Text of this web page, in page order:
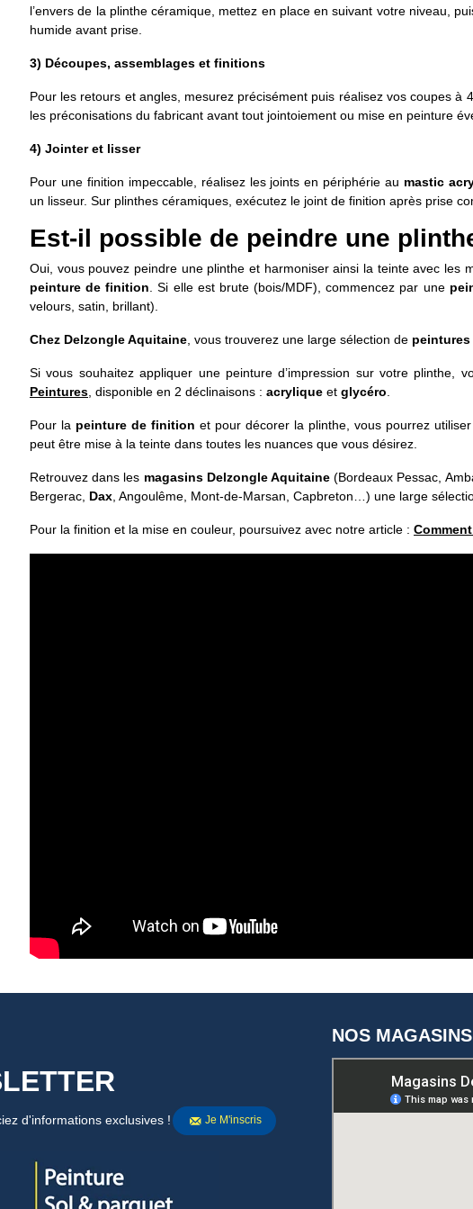
l’envers de la plinthe céramique, mettez en place en suivant votre niveau,
humide avant prise.
3) Découpes, assemblages et finitions
Pour les retours et angles, mesurez précisément puis réalisez vos coupes à
les préconisations du fabricant avant tout jointoiement ou mise en peinture
4) Jointer et lisser
Pour une finition impeccable, réalisez les joints en périphérie au mastic
un lisseur. Sur plinthes céramiques, exécutez le joint de finition après prise
Est-il possible de peindre une
Oui, vous pouvez peindre une plinthe et harmoniser ainsi la teinte avec les
peinture de finition . Si elle est brute (bois/MDF), commencez par une
velours, satin, brillant).
Chez Delzongle Aquitaine , vous trouverez une large sélection de
Si vous souhaitez appliquer une peinture d’impression sur votre plinthe,
Peintures , disponible en 2 déclinaisons : acrylique et glycéro
Pour la peinture de finition et pour décorer la plinthe, vous pourrez
peut être mise à la teinte dans toutes les nuances que vous désirez.
Retrouvez dans les magasins Delzongle Aquitaine(Bordeaux Pessac,
Bergerac, Dax , Angoulême, Mont-de-Marsan, Capbreton…) une large
Pour la finition et la mise en couleur, poursuivez avec notre article :
d'informations exclusives ! Je M'inscris
NOS MAGASINS